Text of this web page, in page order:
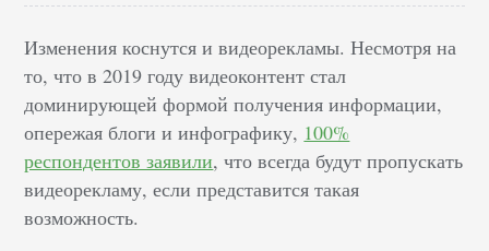
Изменения коснутся и видеорекламы. Несмотря на
то, что в 2019 году видеоконтент стал
доминирующей формой получения информации,
опережая блоги и инфографику, 100%
респондентов заявили, что всегда будут пропускать
видеорекламу, если представится такая
возможность.